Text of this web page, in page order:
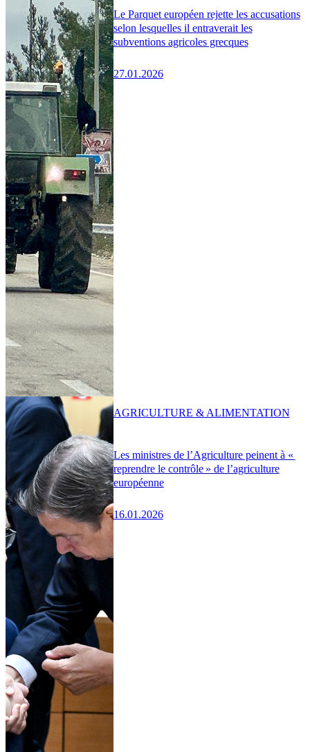
Le Parquet européen rejette les accusations
selon lesquelles il entraverait les
subventions agricoles grecques
27.01.2026
Les ministres de l’Agriculture peinent à «
reprendre le contrôle » de l’agriculture
européenne
16.01.2026
AGRICULTURE & ALIMENTATION